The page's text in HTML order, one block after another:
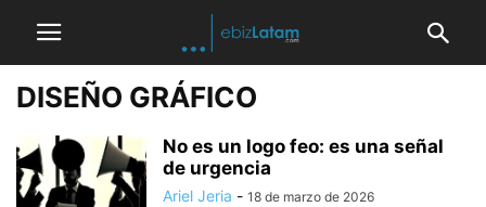
DISEÑO GRÁFICO
No es un logo feo: es una señal
de urgencia
Ariel Jeria - 18 de marzo de 2026